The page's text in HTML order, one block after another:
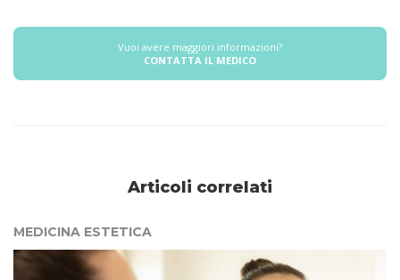
Vuoi avere maggiori informazioni?
CONTATTA IL MEDICO
Articoli correlati
MEDICINA ESTETICA